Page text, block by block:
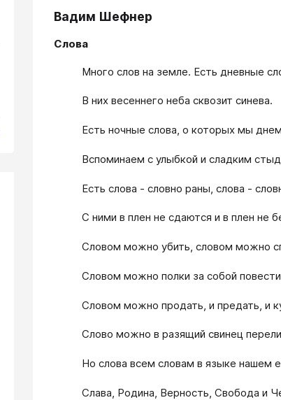
Вадим Шефнер
Слова
Много слов на земле. Есть дневные
В них весеннего неба сквозит синева.
Есть ночные слова, о которых мы днем
Вспоминаем с улыбкой и сладким
Есть слова - словно раны, слова -
С ними в плен не сдаются и в плен не
Словом можно убить, словом можно
Словом можно полки за собой
Словом можно продать, и предать, и
Слово можно в разящий свинец
Но слова всем словам в языке нашем
Слава, Родина, Верность, Свобода и